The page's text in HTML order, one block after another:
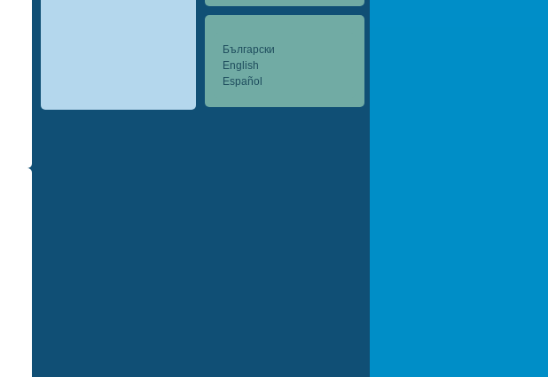
Български
English
Español